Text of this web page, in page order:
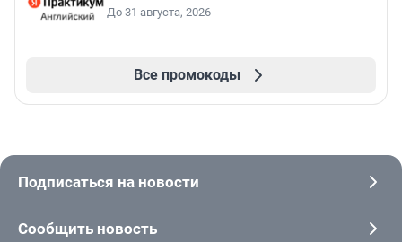
До 31 августа, 2026
Все промокоды
Подписаться на новости
Сообщить новость